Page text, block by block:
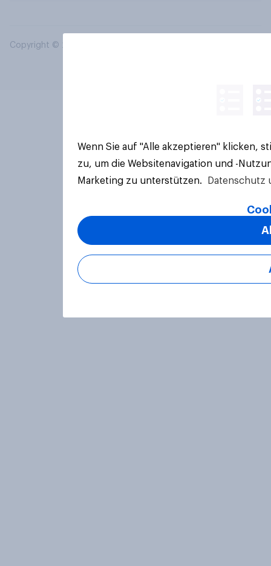
Copyright © 2026 YouGov PLC. Alle Rechte vorbehalten.
Wenn Sie auf "Alle akzeptieren" klicken,
zu, um die Websitenavigation und -
Marketing zu unterstützen.
Datenschutz